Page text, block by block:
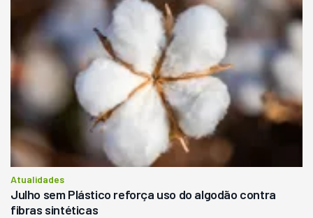
Atualidades
Julho sem Plástico reforça uso do algodão contra
fibras sintéticas